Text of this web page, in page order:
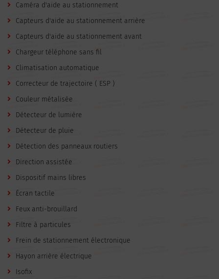
Caméra d'aide au stationnement
Capteurs d'aide au stationnement arrière
Capteurs d'aide au stationnement avant
Chargeur téléphone sans fil
Climatisation automatique
Correcteur de trajectoire ( ESP )
Couleur métalisée
Détecteur de lumière
Détecteur de pluie
Détection des panneaux routiers
Direction assistée
Dispositif mains libres
Écran tactile
Feux anti-brouillard
Filtre à particules
Frein de stationnement électronique
Hayon arrière électrique
Isofix